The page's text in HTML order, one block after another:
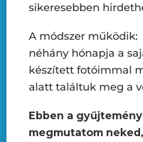
sikeresebben
A módszer működik:
néhány hónapja a
készített fotóimmal
alatt találtuk meg a
Ebben a
megmutatom